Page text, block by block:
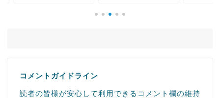
コメントガイドライン
読者の皆様が安心して利用できるコメント欄の維持